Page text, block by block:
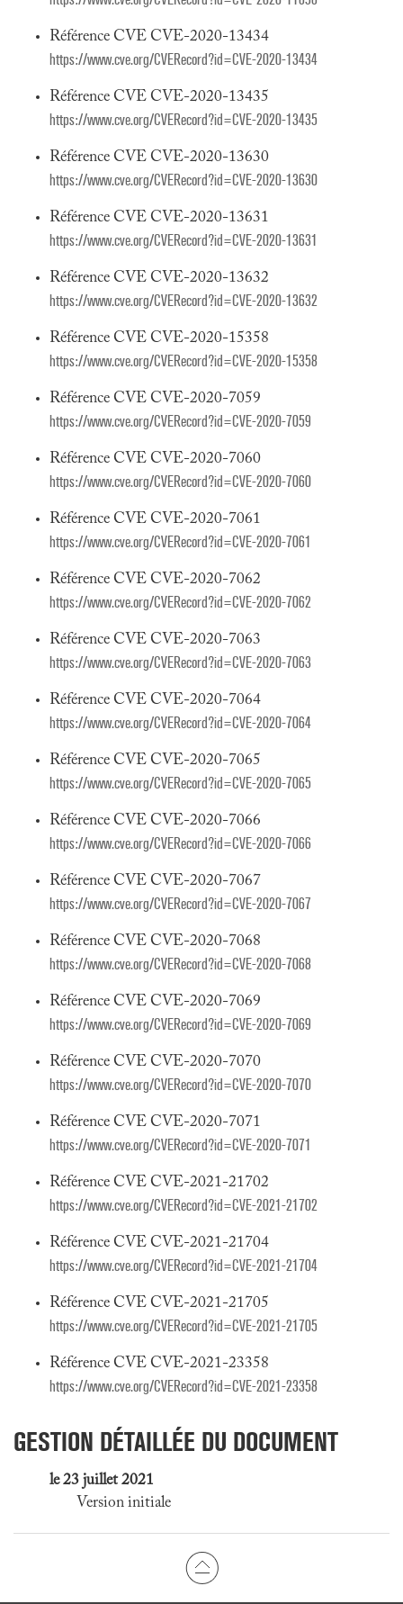
Référence CVE CVE-2020-13434
https://www.cve.org/CVERecord?id=CVE-2020-13434
Référence CVE CVE-2020-13435
https://www.cve.org/CVERecord?id=CVE-2020-13435
Référence CVE CVE-2020-13630
https://www.cve.org/CVERecord?id=CVE-2020-13630
Référence CVE CVE-2020-13631
https://www.cve.org/CVERecord?id=CVE-2020-13631
Référence CVE CVE-2020-13632
https://www.cve.org/CVERecord?id=CVE-2020-13632
Référence CVE CVE-2020-15358
https://www.cve.org/CVERecord?id=CVE-2020-15358
Référence CVE CVE-2020-7059
https://www.cve.org/CVERecord?id=CVE-2020-7059
Référence CVE CVE-2020-7060
https://www.cve.org/CVERecord?id=CVE-2020-7060
Référence CVE CVE-2020-7061
https://www.cve.org/CVERecord?id=CVE-2020-7061
Référence CVE CVE-2020-7062
https://www.cve.org/CVERecord?id=CVE-2020-7062
Référence CVE CVE-2020-7063
https://www.cve.org/CVERecord?id=CVE-2020-7063
Référence CVE CVE-2020-7064
https://www.cve.org/CVERecord?id=CVE-2020-7064
Référence CVE CVE-2020-7065
https://www.cve.org/CVERecord?id=CVE-2020-7065
Référence CVE CVE-2020-7066
https://www.cve.org/CVERecord?id=CVE-2020-7066
Référence CVE CVE-2020-7067
https://www.cve.org/CVERecord?id=CVE-2020-7067
Référence CVE CVE-2020-7068
https://www.cve.org/CVERecord?id=CVE-2020-7068
Référence CVE CVE-2020-7069
https://www.cve.org/CVERecord?id=CVE-2020-7069
Référence CVE CVE-2020-7070
https://www.cve.org/CVERecord?id=CVE-2020-7070
Référence CVE CVE-2020-7071
https://www.cve.org/CVERecord?id=CVE-2020-7071
Référence CVE CVE-2021-21702
https://www.cve.org/CVERecord?id=CVE-2021-21702
Référence CVE CVE-2021-21704
https://www.cve.org/CVERecord?id=CVE-2021-21704
Référence CVE CVE-2021-21705
https://www.cve.org/CVERecord?id=CVE-2021-21705
Référence CVE CVE-2021-23358
https://www.cve.org/CVERecord?id=CVE-2021-23358
GESTION DÉTAILLÉE DU DOCUMENT
le 23 juillet 2021
Version initiale